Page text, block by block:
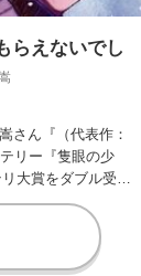
らえないでし
さん『（代表作：
リー『隻眼の少
大賞をダブル受